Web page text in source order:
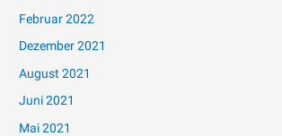
Februar 2022
Dezember 2021
August 2021
Juni 2021
Mai 2021